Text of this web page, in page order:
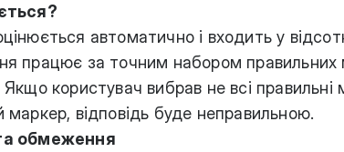
автоматично і входить у
працює за точним набором правильних
Якщо користувач вибрав не всі
маркер, відповідь буде неправильною.
обмеження